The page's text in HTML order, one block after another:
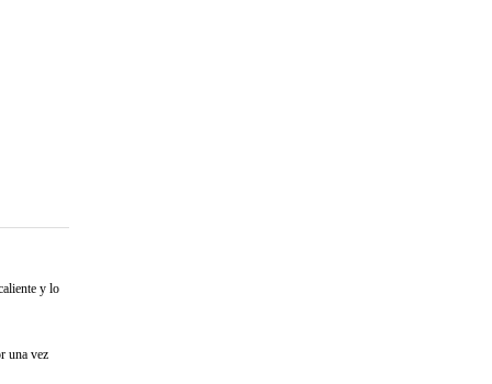
y lo
una vez